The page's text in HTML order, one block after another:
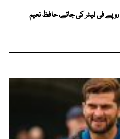
پیٹرول کی قیمت 228 روپے فی لیٹر کی جائے، حافظ نعیم